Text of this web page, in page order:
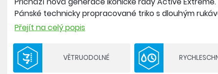
Pánské technicky propracované triko s dlouhým
membránou je určené na intezivní sportovní aktivity
Materiál: 40% polyester SeaQual, 39% polyester
Přejít na celý popis
VĚTRUODOLNÉ